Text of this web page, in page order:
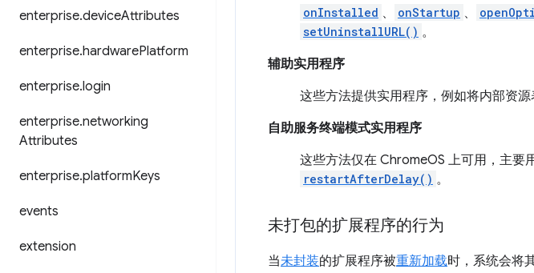
enterprise.deviceAttributes
enterprise.hardwarePlatform
enterprise.login
enterprise.networking
Attributes
enterprise.platformKeys
events
extension
onInstalled 、 onStartup 、
setUninstallURL() 。
辅助实用程序
这些方法提供实用程序，例如将内部资
自助服务终端模式实用程序
这些方法仅在 ChromeOS 上可用，主要
restartAfterDelay() 。
未打包的扩展程序的行为
当未封装的扩展程序被重新加载时，系统会将